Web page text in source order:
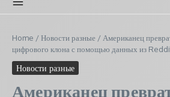
Home /Новости разные / Американец
цифрового клона с помощью данных из
Новости разные
Американец